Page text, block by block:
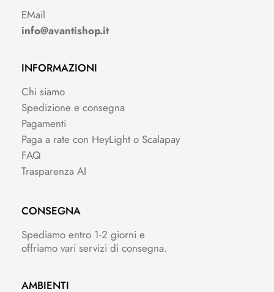
EMail
info@avantishop.it
INFORMAZIONI
Chi siamo
Spedizione e consegna
Pagamenti
Paga a rate con HeyLight o Scalapay
FAQ
Trasparenza AI
CONSEGNA
Spediamo entro 1-2 giorni e
offriamo vari servizi di consegna.
AMBIENTI